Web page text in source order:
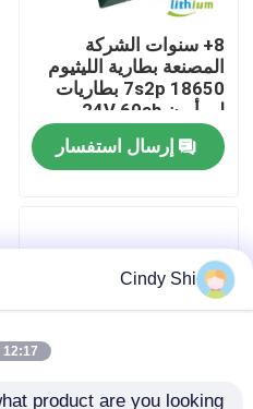
رقابة جودة
اطلب اقتباس
بطارية ليثيوم أيون رافعة
بطارية شاحنة البليت
8+ سنوات الشركة
المصنعة بطارية الليثيوم
18650 7s2p بطاريات
لي أيون 24V 60ah
إرسال استفسار
Cindy Shi
12:17 PM
product are you looking